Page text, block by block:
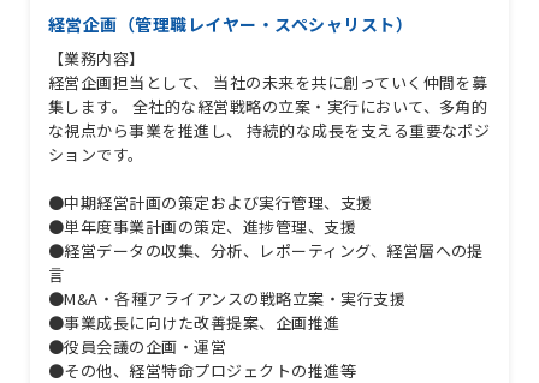
経営企画（管理職レイヤー・スペシャリスト）
【業務内容】
経営企画担当として、 当社の未来を共に創っていく仲間を募
集します。 全社的な経営戦略の立案・実行において、多角的
な視点から事業を推進し、 持続的な成長を支える重要なポジ
ションです。
●中期経営計画の策定および実行管理、支援
●単年度事業計画の策定、進捗管理、支援
●経営データの収集、分析、レポーティング、経営層への提
言
●M&A・各種アライアンスの戦略立案・実行支援
●事業成長に向けた改善提案、企画推進
●役員会議の企画・運営
●その他、経営特命プロジェクトの推進等